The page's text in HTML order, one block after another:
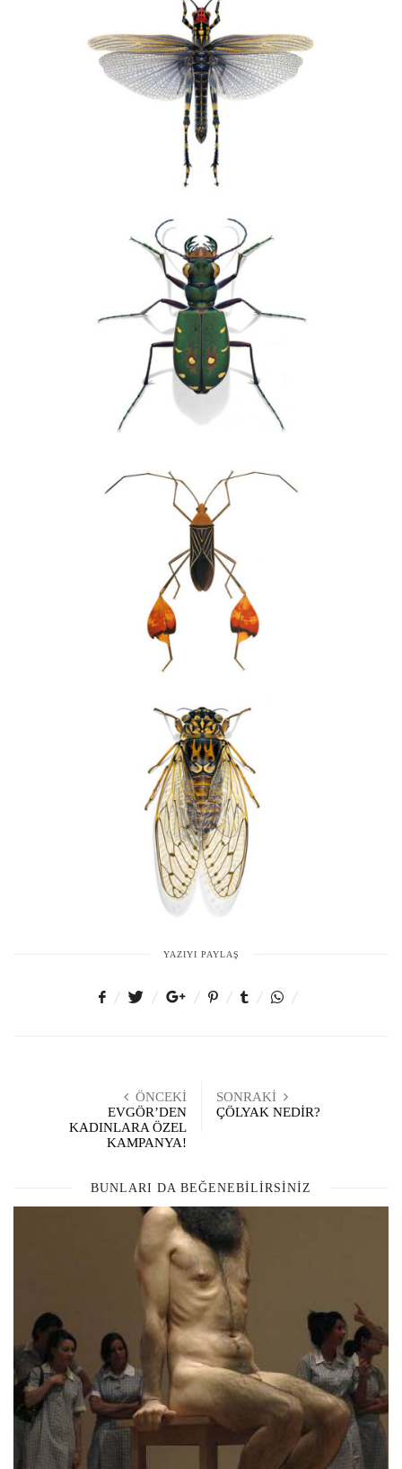
YAZIYI PAYLAŞ
ÖNCEKI
EVGÖR’DEN
KADINLARA ÖZEL
KAMPANYA!
SONRAKI
ÇÖLYAK NEDİR?
BUNLARI DA BEĞENEBILIRSINIZ